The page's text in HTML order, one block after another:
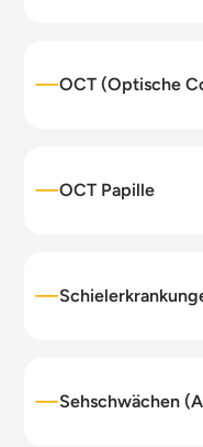
OCT (Optische
OCT Papille
Sehschwächen